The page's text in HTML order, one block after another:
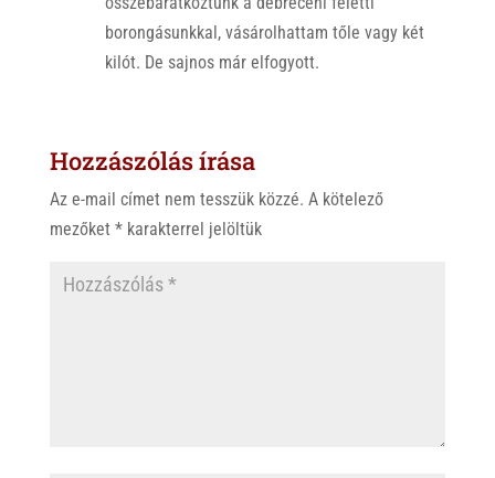
borongásunkkal, vásárolhattam tőle vagy két
kilót. De sajnos már elfogyott.
Hozzászólás írása
Az e-mail címet nem tesszük közzé. A kötelező
mezőket *karakterrel jelöltük